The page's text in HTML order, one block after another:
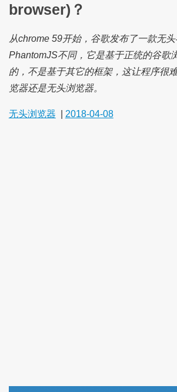
browser)？
从chrome 59开始，谷歌发布了一款无
PhantomJS不同，它是基于正统的谷歌
的，不是基于其它的框架，这让程序很
览器还是无头浏览器。
无头浏览器 2018-04-08